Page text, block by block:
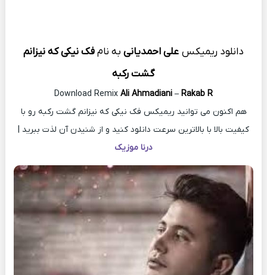
دانلود ریمیکس علی احمدیانی به نامفک نیکی که نیزانم
گشت رکبه
Download Remix Ali Ahmadiani – Rakab R
هم اکنون می توانید ریمیکس فک نیکی که نیزانم گشت رکبه رو با
کیفیت بالا با بالاترین سرعت دانلود کنید و از شنیدن آن لذت ببرید |
درنا موزیک